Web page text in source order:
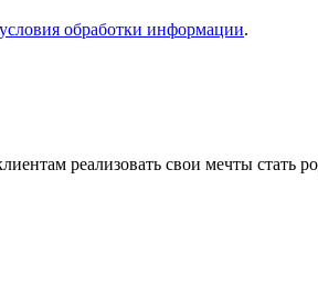
условия обработки информации.
реализовать свои мечты стать